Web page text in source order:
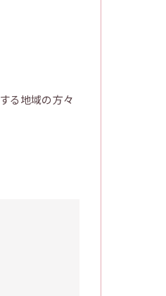
る地域の方々